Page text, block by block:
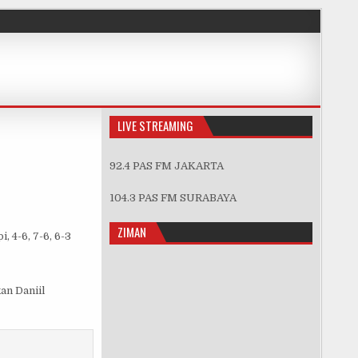
4-6, 7-6, 6-3
Daniil
LIVE STREAMING
92.4 PAS FM JAKARTA
104.3 PAS FM SURABAYA
ZIMAN